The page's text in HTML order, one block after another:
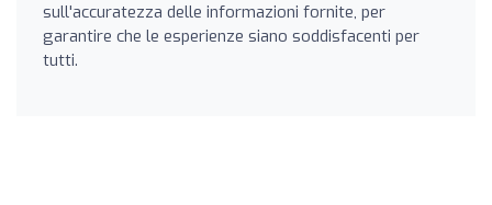
sull'accuratezza delle informazioni fornite, per
garantire che le esperienze siano soddisfacenti per
tutti.